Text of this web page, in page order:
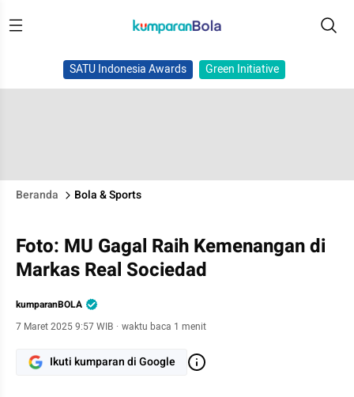
SATU Indonesia Awards Green Initiative
Beranda Bola & Sports
Foto: MU Gagal Raih Kemenangan di
Markas Real Sociedad
kumparanBOLA
7 Maret 2025 9:57 WIB · waktu baca 1 menit
Ikuti kumparan di Google